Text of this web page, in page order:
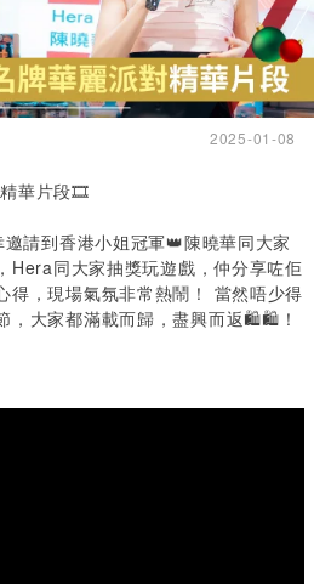
2025-01-08
華片段🎞️
請到香港小姐冠軍👑陳曉華同大家
Hera同大家抽獎玩遊戲，仲分享咗佢
得，現場氣氛非常熱鬧！ 當然唔少得
，大家都滿載而歸，盡興而返🛍🛍！